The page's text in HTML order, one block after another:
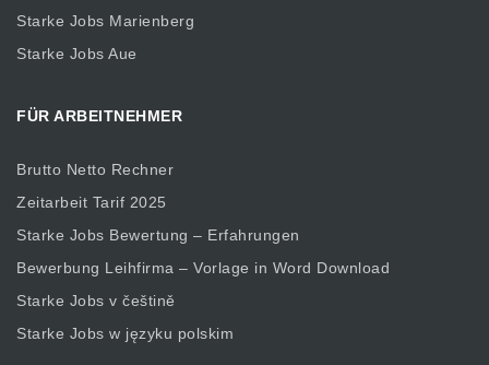
Starke Jobs Marienberg
Starke Jobs Aue
FÜR ARBEITNEHMER
Brutto Netto Rechner
Zeitarbeit Tarif 2025
Starke Jobs Bewertung – Erfahrungen
Bewerbung Leihfirma – Vorlage in Word Download
Starke Jobs v češtině
Starke Jobs w języku polskim